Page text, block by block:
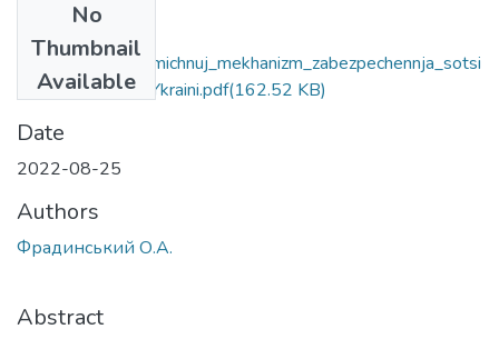
No
Thumbnail
Available
Finansovo_ekonomichnuj_mekhanizm_zabezpechennja_sotsi
alnoi_bezpeku_v_Ykraini.pdf(162.52 KB)
Date
2022-08-25
Authors
Фрадинський О.А.
Abstract